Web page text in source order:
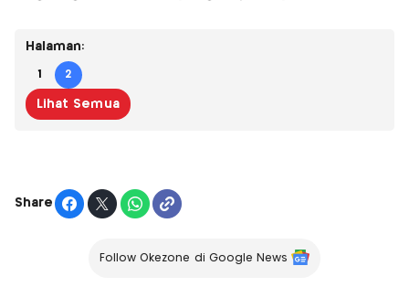
Halaman:
1 2
Lihat Semua
Share
Follow Okezone di Google News